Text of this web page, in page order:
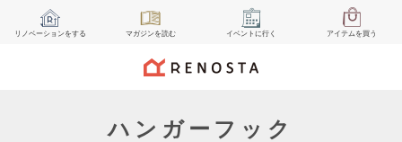
リノベーションをする マガジンを読む イベント に行く アイテムを買う
ハンガーフック